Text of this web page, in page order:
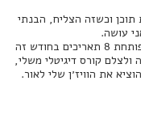
וכשזה הצליח, הבנתי
עושה.
התחלתי עם השתלמויות זום אבל גם כשהייתי פותחת 8 תאריכים בחודש זה
קורס דיגיטלי משלי,
את הוויז׳ן שלי לאור.